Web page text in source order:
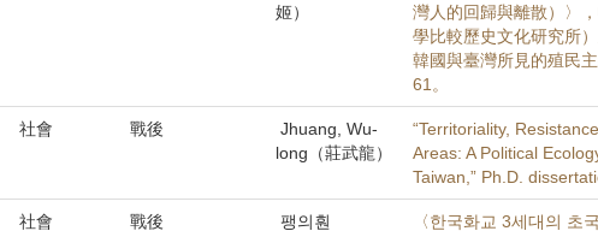
姬）
灣人的回歸與離散）〉
學比較歷史文化研究所
韓國與臺灣所見的殖民
61。
社會 戰後
Jhuang, Wu-
long（莊武龍）
“Territoriality,
Areas: A Political
Taiwan,” Ph.D.
社會 戰後
팽의훤
〈한국화교 3세대의 초